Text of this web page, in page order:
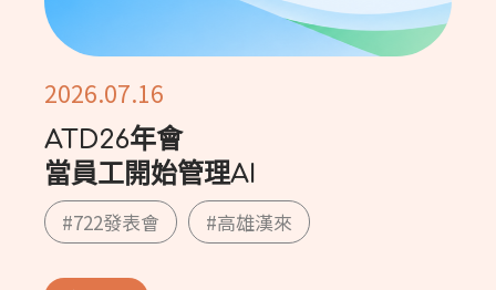
ATD26年會
當員工開始管理AI
2026.07.16
#722發表會 #高雄漢來